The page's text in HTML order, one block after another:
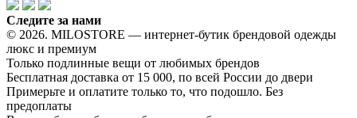
Следите за нами
© 2026. MILOSTORE — интернет-бутик брендовой одежды
люкс и премиум
Только подлинные вещи от любимых брендов
Бесплатная доставка от 15 000, по всей России до двери
Примерьте и оплатите только то, что подошло. Без
предоплаты